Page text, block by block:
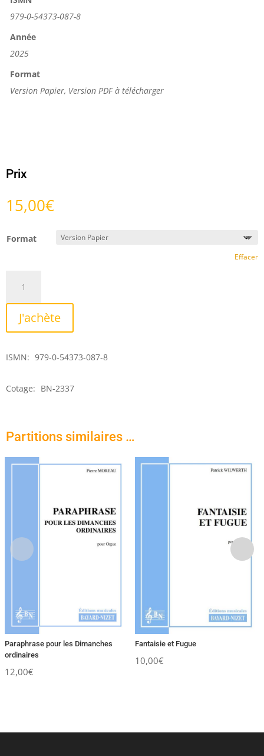
979-0-54373-087-8
Année
2025
Format
Version Papier, Version PDF à télécharger
Prix
15,00€
Format
Effacer
Triptyque
pour
le
de
J'achète
ISMN: 979-0-54373-087-8
Cotage: BN-2337
Partitions similaires …
Paraphrase pour les Dimanches
ordinaires
12,00€
Fantaisie et Fugue
10,00€